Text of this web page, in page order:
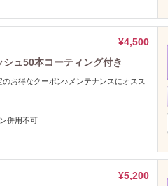
¥4,500
ュ50本コーティング付き
お得なクーポン♪メンテナンスにオスス
併用不可
¥5,200